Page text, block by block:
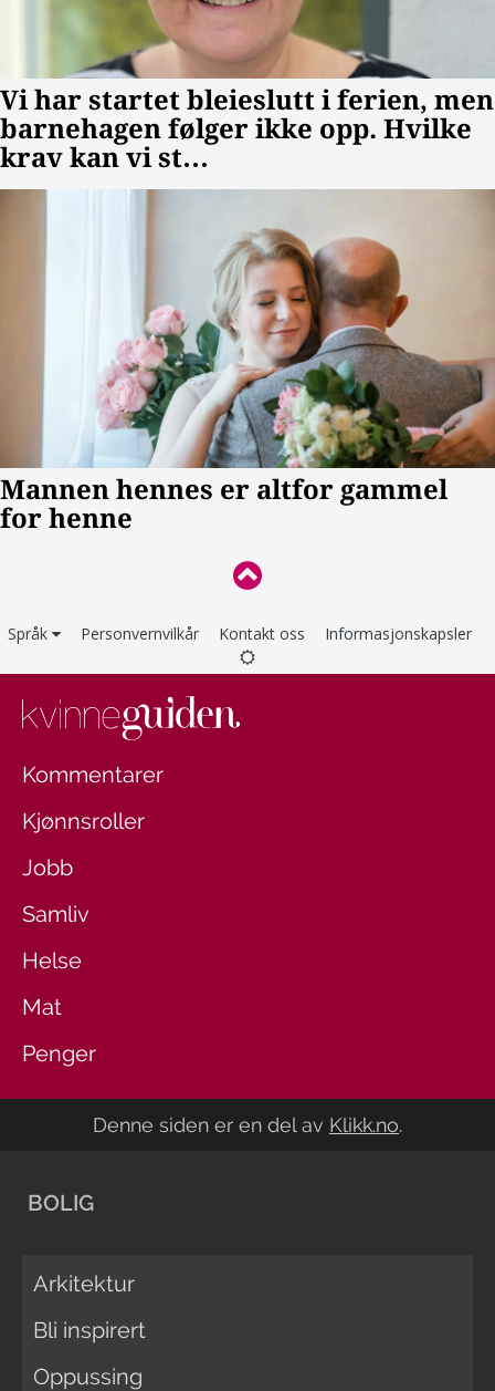
Språk Personvernvilkår Kontakt oss Informasjonskapsler
Kommentarer
Kjønnsroller
Jobb
Samliv
Helse
Mat
Penger
Denne siden er en del av Klikk.no.
BOLIG
Arkitektur
Bli inspirert
Oppussing